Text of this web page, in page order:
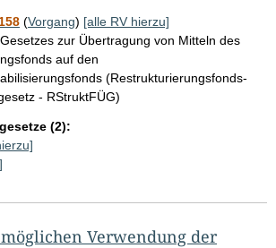
(Vorgang) [alle RV hierzu]
zur Übertragung von Mitteln des
auf den
(Restrukturierungsfonds-
- RStruktFÜG)
(2):
Verwendung der